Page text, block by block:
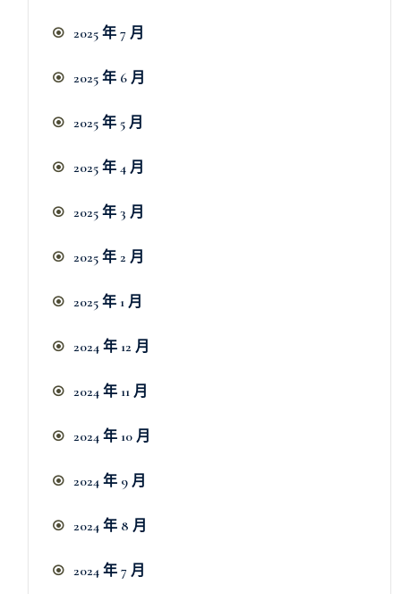
2025 年 7 月
2025 年 6 月
2025 年 5 月
2025 年 4 月
2025 年 3 月
2025 年 2 月
2025 年 1 月
2024 年 12 月
2024 年 11 月
2024 年 10 月
2024 年 9 月
2024 年 8 月
2024 年 7 月